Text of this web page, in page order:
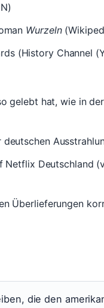
Wurzeln
(History Channel
gelebt hat, wie in
Netflix Deutschland
Überlieferungen
die den